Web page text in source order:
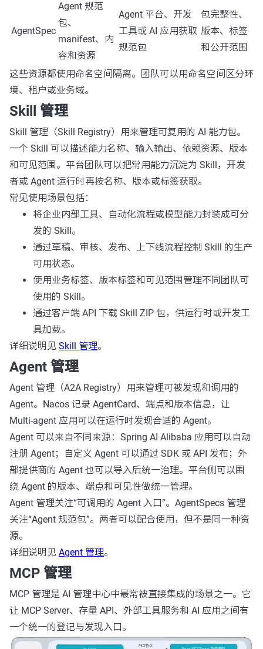
AgentSpec
Agent 规范
包、
manifest、内
容和资源
Agent 平台、开发
工具或 AI 应用获取
规范包
包完整性、
版本、标签
和公开范围
这些资源都使用命名空间隔离。团队可以用命名空间区分环
境、租户或业务域。
Skill 管理
Skill 管理（Skill Registry）用来管理可复用的 AI 能力包。
一个 Skill 可以描述能力名称、输入输出、依赖资源、版本
和可见范围。平台团队可以把常用能力沉淀为 Skill，开发
者或 Agent 运行时再按名称、版本或标签获取。
常见使用场景包括：
将企业内部工具、自动化流程或模型能力封装成可分
发的 Skill。
通过草稿、审核、发布、上下线流程控制 Skill 的生产
可用状态。
使用业务标签、版本标签和可见范围管理不同团队可
使用的 Skill。
通过客户端 API 下载 Skill ZIP 包，供运行时或开发工
具加载。
详细说明见 Skill 管理。
Agent 管理
Agent 管理（A2A Registry）用来管理可被发现和调用的
Agent。Nacos 记录 AgentCard、端点和版本信息，让
Multi-agent 应用可以在运行时发现合适的 Agent。
Agent 可以来自不同来源：Spring AI Alibaba 应用可以自动
注册 Agent；自定义 Agent 可以通过 SDK 或 API 发布；外
部提供商的 Agent 也可以导入后统一治理。平台侧可以围
绕 Agent 的版本、端点和可见性做统一管理。
Agent 管理关注“可调用的 Agent 入口”。AgentSpecs 管理
关注“Agent 规范包”。两者可以配合使用，但不是同一种资
源。
详细说明见 Agent 管理。
MCP 管理
MCP 管理是 AI 管理中心中最常被直接集成的场景之一。它
让 MCP Server、存量 API、外部工具服务和 AI 应用之间有
一个统一的登记与发现入口。